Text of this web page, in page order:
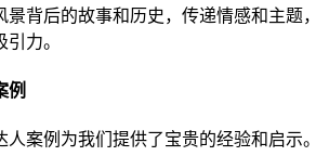
背后的故事和历史，传递情感和主题，
力。
例
案例为我们提供了宝贵的经验和启示。